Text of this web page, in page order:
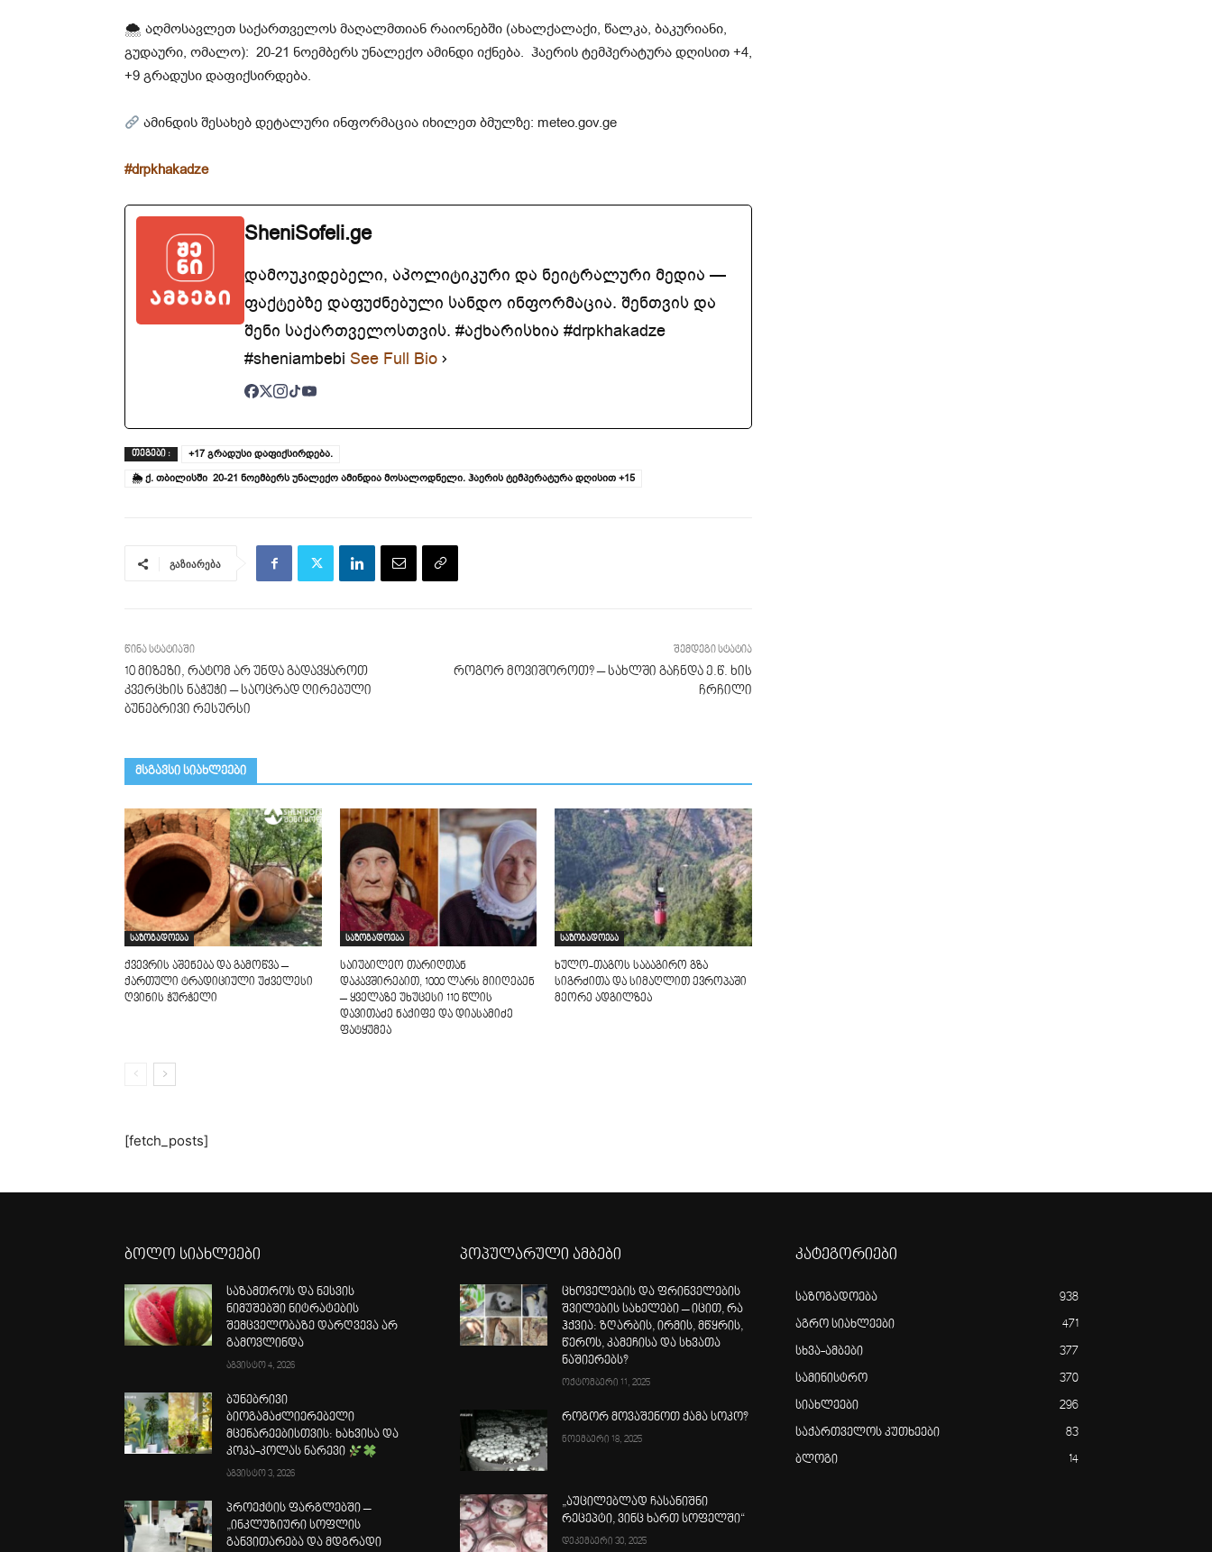
🌨 აღმოსავლეთ საქართველოს მაღალმთიან რაიონებში (ახალქალაქი, წალკა, ბაკურიანი,
გუდაური, ომალო): 20-21 ნოემბერს უნალექო ამინდი იქნება. ჰაერის ტემპერატურა დღისით +4,
+9 გრადუსი დაფიქსირდება.
ამინდის შესახებ დეტალური ინფორმაცია იხილეთ ბმულზე: meteo.gov.ge
#drpkhakadze
SheniSofeli.ge
დამოუკიდებელი, აპოლიტიკური და ნეიტრალური მედია —
ფაქტებზე დაფუძნებული სანდო ინფორმაცია. შენთვის და
შენი საქართველოსთვის. #აქხარისხია #drpkhakadze
#sheniambebi See Full Bio
ᲗᲔᲒᲔᲑᲘ :
+17 გრადუსი დაფიქსირდება.
🌦 ქ. თბილისში 20-21 ნოემბერს უნალექო ამინდია მოსალოდნელი. ჰაერის ტემპერატურა დღისით +15
გაზიარება
წინა სტატიაში
10 მიზეზი, რატომ არ უნდა გადავყაროთ
კვერცხის ნაჭუჭი – საოცრად ღირებული
ბუნებრივი რესურსი
შემდეგი სტატია
როგორ მოვიშოროთ? – სახლში გაჩნდა ე.წ. ხის
ჩრჩილი
მსგავსი სიახლეები
საზოგადოება
ქვევრის აშენება და გამოწვა –
ქართული ტრადიციული უძველესი
ღვინის ჭურჭელი
საზოგადოება
საიუბილეო თარიღთან
დაკავშირებით, 1000 ლარს მიიღებენ
– ყველაზე უხუცესი 110 წლის
დავითაძე ნაქიფე და დიასამიძე
ფატყუმეა
საზოგადოება
ხულო-თაგოს საბაგირო გზა
სიგრძითა და სიმაღლით ევროპაში
მეორე ადგილზეა
[fetch_posts]
ბოლო სიახლეები
საზამთროს და ნესვის
ნიმუშებში ნიტრატების
შემცველობაზე დარღვევა არ
გამოვლინდა
აგვისტო 4, 2026
ბუნებრივი
ბიოგამაძლიერებელი
მცენარეებისთვის: ხახვისა და
კოკა-კოლას ნარევი
აგვისტო 3, 2026
პროექტის ფარგლებში –
„ინკლუზიური სოფლის
განვითარება და მდგრადი
პოპულარული ამბები
ცხოველების და ფრინველების
შვილების სახელები – იცით, რა
ჰქვია: ზღარბის, ირმის, მწყრის,
წეროს, კამეჩისა და სხვათა
ნაშიერებს?
ოქტომბერი 11, 2025
როგორ მოვაშენოთ ქამა სოკო?
ნოემბერი 18, 2025
„აუცილებლად ჩასანიშნი
რეცეპტი, ვინც ხართ სოფელში“
დეკემბერი 30, 2025
კატეგორიები
საზოგადოება 938
აგრო სიახლეები 471
სხვა-ამბები 377
სამინისტრო 370
სიახლეები 296
საქართველოს კუთხეები 83
ბლოგი 14